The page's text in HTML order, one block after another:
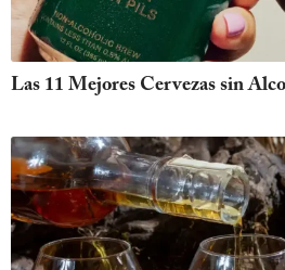
Las 11 Mejores Cervezas sin